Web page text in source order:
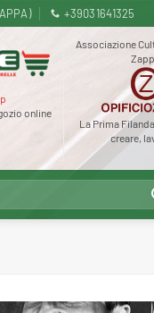
+39031641325
online
Associazione
La Prima
creare,